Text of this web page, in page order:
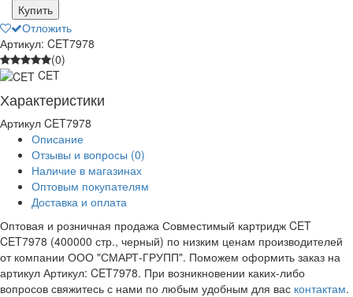
Купить
Отложить
Артикул: CET7978
(0)
CET
Характеристики
Артикул CET7978
Описание
Отзывы и вопросы (0)
Наличие в магазинах
Оптовым покупателям
Доставка и оплата
Оптовая и розничная продажа Совместимый картридж CET
CET7978 (400000 стр., черный) по низким ценам производителей
от компании ООО "СМАРТ-ГРУПП". Поможем оформить заказ на
артикул Артикул: CET7978. При возникновении каких-либо
вопросов свяжитесь с нами по любым удобным для вас контактам.